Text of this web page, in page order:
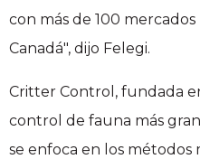
con más de 100
Canadá", dijo Felegi.
Critter Control, fundada
control de fauna más
se enfoca en los métodos